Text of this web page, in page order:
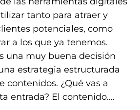
tanto para atraer y
potenciales, como
a los que ya tenemos.
una muy buena decisión
estrategia estructurada
contenidos. ¿Qué vas a
entrada? El contenido.…